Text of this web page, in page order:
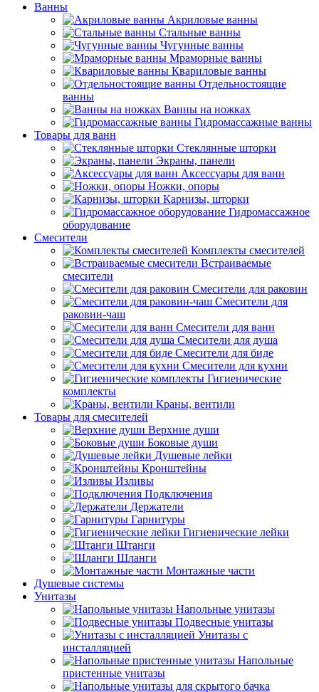
Ванны
Акриловые ванны
Стальные ванны
Чугунные ванны
Мраморные ванны
Квариловые ванны
Отдельностоящие
ванны
Ванны на ножках
Гидромассажные ванны
Товары для ванн
Стеклянные шторки
Экраны, панели
Аксессуары для ванн
Ножки, опоры
Карнизы, шторки
Гидромассажное
оборудование
Смесители
Комплекты смесителей
Встраиваемые
смесители
Смесители для раковин
Смесители для
раковин-чаш
Смесители для ванн
Смесители для душа
Смесители для биде
Смесители для кухни
Гигиенические
комплекты
Краны, вентили
Товары для смесителей
Верхние души
Боковые души
Душевые лейки
Кронштейны
Изливы
Подключения
Держатели
Гарнитуры
Гигиенические лейки
Штанги
Шланги
Монтажные части
Душевые системы
Унитазы
Напольные унитазы
Подвесные унитазы
Унитазы с
инсталляцией
Напольные
пристенные унитазы